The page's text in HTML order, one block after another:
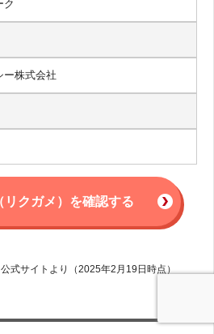
ク
ー株式会社
リクガメ）を確認する
式サイトより（2025年2月19日時点）